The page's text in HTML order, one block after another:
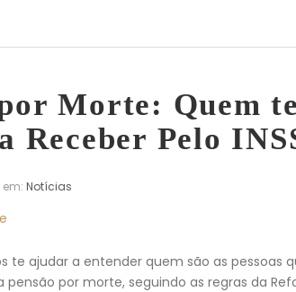
Morte: Quem
Receber Pelo
Notícias
te ajudar a entender quem são as pessoas
por morte, seguindo as regras da